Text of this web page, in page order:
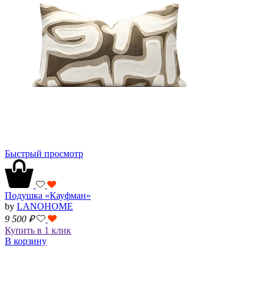
Быстрый просмотр
Подушка «Кауфман»
by LANOHOME
9 500 ₽
Купить в 1 клик
В корзину